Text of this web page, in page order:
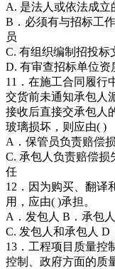
A. 是法人或依法成立
B．必须有与招标工
员
C. 有组织编制招投标
D. 有审查招标单位资
11．在施工合同履行
交货前未通知承包人
接收后直接交承包人
玻璃损坏，则应由( )
A．保管员负责赔偿
C. 承包人负责赔偿
任
12．因为购买、翻译
用，应由( )承担。
A．发包人 B．承包人
C. 发包人和承包人 D
13．工程项目质量控
控制、政府方面的质